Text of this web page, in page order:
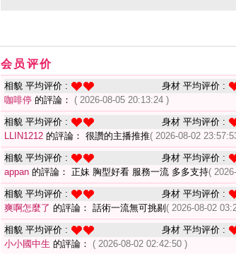
会员评价
相貌 平均评价 : 身材 平均评价 :
咖啡停 的評論： ( 2026-08-05 20:13:24 )
相貌 平均评价 : 身材 平均评价 :
LLIN1212 的評論： 很讚的主播推推( 2026-08-02
相貌 平均评价 : 身材 平均评价 :
appan 的評論： 正妹 胸型好看 服務一流 多多支持(
相貌 平均评价 : 身材 平均评价 :
爽啊怎麼了 的評論： 話術一流無可挑剔 ( 2026-08-02
相貌 平均评价 : 身材 平均评价 :
小小國中生 的評論： ( 2026-08-02 02:42:50 )